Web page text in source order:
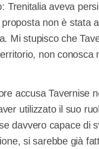
Trenitalia aveva
non è stata
Mi stupisco che
non conosca
accusa Tavernise
utilizzato il suo
davvero capace di
si sarebbe già